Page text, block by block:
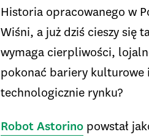
Historia opracowanego w
Wiśni, a już dziś cieszy się
wymaga cierpliwości,
pokonać bariery kulturowe
technologicznie rynku?
Robot Astorino powstał